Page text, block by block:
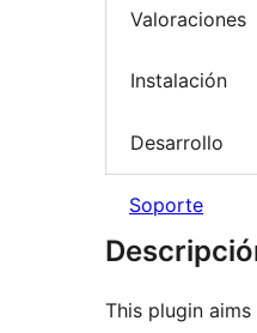
Valoraciones
Instalación
Desarrollo
Soporte
This plugin